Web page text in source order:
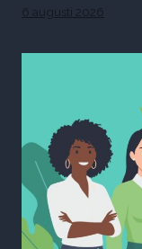
6 augusti 2026